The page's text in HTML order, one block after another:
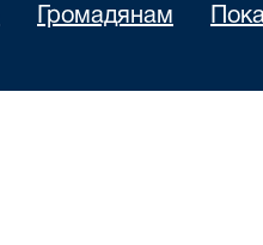
Громадянам